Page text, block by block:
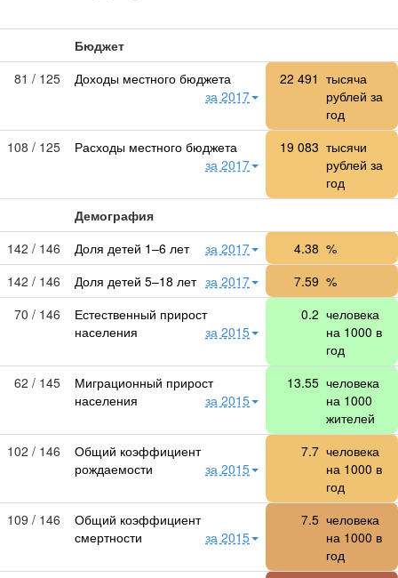
Бюджет
81 / 125
Доходы местного бюджета
за 2017
22 491 тысяча
рублей за
год
108 / 125
Расходы местного бюджета
за 2017
19 083 тысячи
рублей за
год
Демография
142 / 146
Доля детей 1–6 лет за 2017 4.38 %
142 / 146
Доля детей 5–18 лет за 2017 7.59 %
70 / 146
Естественный прирост
населения
за 2015
0.2 человека
на 1000 в
год
62 / 145
Миграционный прирост
населения
за 2015
13.55 человека
на 1000
жителей
102 / 146
Общий коэффициент
рождаемости
за 2015
7.7 человека
на 1000 в
год
109 / 146
Общий коэффициент
смертности
за 2015
7.5 человека
на 1000 в
год